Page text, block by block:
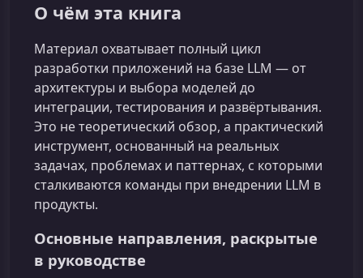
О чём эта книга
Материал охватывает полный цикл
разработки приложений на базе LLM — от
архитектуры и выбора моделей до
интеграции, тестирования и развёртывания.
Это не теоретический обзор, а практический
инструмент, основанный на реальных
задачах, проблемах и паттернах, с которыми
сталкиваются команды при внедрении LLM в
продукты.
Основные направления, раскрытые
в руководстве